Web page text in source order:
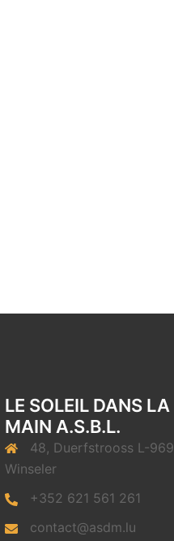
LE SOLEIL DANS LA
MAIN A.S.B.L.
48, Duerfstrooss L-
Winseler
+352 621 561 261
contact@asdm.lu